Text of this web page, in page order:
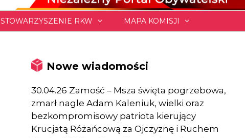
STOWARZYSZENIE RKW MAPA KOMISJI
Nowe wiadomości
30.04.26 Zamość – Msza święta pogrzebowa,
zmarł nagle Adam Kaleniuk, wielki oraz
bezkompromisowy patriota kierujący
Krucjatą Różańcową za Ojczyznę i Ruchem